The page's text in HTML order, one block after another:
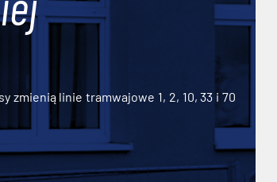
zmienią linie tramwajowe 1, 2, 10, 33 i 70